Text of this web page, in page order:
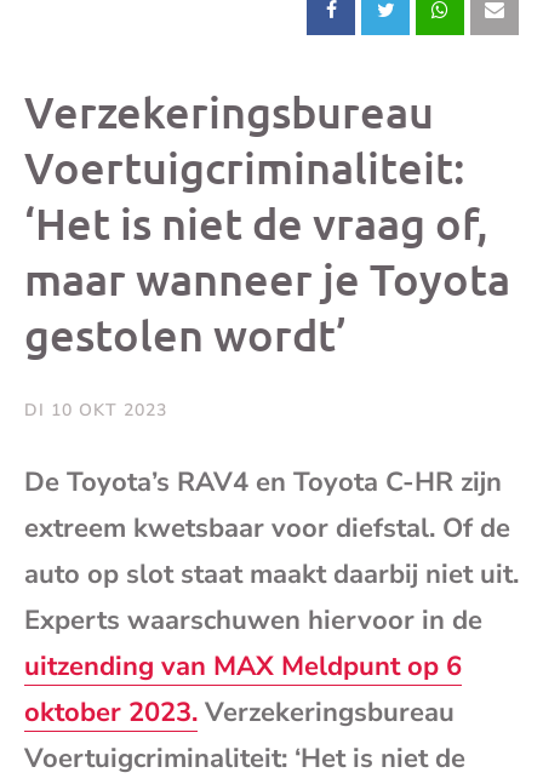
Deel
bericht
op
Facebook
Deel
bericht
op
X
Deel
op
e-
Verzekeringsbureau
Voertuigcriminaliteit:
‘Het is niet de vraag of,
maar wanneer je Toyota
gestolen wordt’
DI 10 OKT 2023
De Toyota’s RAV4 en Toyota C-HR zijn
extreem kwetsbaar voor diefstal. Of de
auto op slot staat maakt daarbij niet uit.
Experts waarschuwen hiervoor in de
uitzending van MAX Meldpunt op 6
oktober 2023. Verzekeringsbureau
Voertuigcriminaliteit: ‘Het is niet de